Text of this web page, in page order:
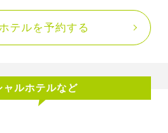
テルを予約する
ャルホテルなど